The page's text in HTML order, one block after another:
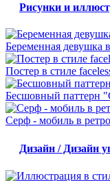
Рисунки и
Беременная девушка
Постер в стиле
Бесшовный паттерн
Серф - мобиль в
Дизайн / Дизайн